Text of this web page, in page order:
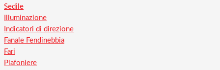
Sedile
Illuminazione
Indicatori di direzione
Fanale Fendinebbia
Fari
Plafoniere